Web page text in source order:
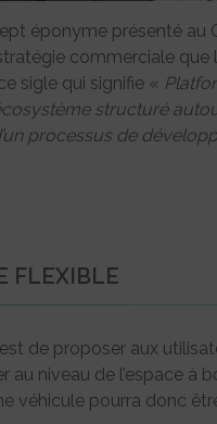
éponyme présenté au
commerciale
sigle qui signifie «
structuré
processus de
FLEXIBLE
de proposer aux
au niveau de l’espace
véhicule pourra donc